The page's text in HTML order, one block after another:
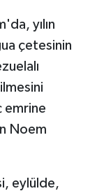
yılın
çetesinin
emrine
Noem
eylülde,